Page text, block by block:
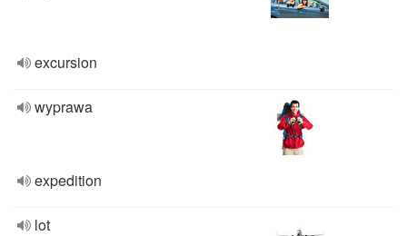
excursion
wyprawa
expedition
lot